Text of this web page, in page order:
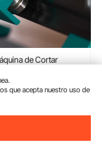
de Cortar
Azulejos Ancho de
mm Cortadora de
(2,140)
que acepta nuestro uso de